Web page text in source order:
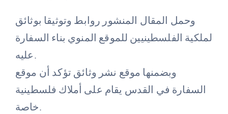
وحمل المقال المنشور روابط وتوثيقا بوثائق
لملكية الفلسطينيين للموقع المنوي بناء السفارة
عليه.
وبضمنها موقع نشر وثائق تؤكد أن موقع
السفارة في القدس يقام على أملاك فلسطينية
خاصة.